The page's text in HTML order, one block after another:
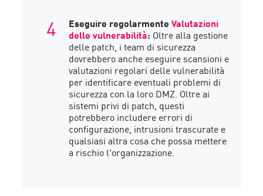
Eseguire regolarmenteValutazioni
delle vulnerabilità: Oltre alla gestione
delle patch, i team di sicurezza
dovrebbero anche eseguire scansioni e
valutazioni regolari delle vulnerabilità
per identificare eventuali problemi di
sicurezza con la loro DMZ. Oltre ai
sistemi privi di patch, questi
potrebbero includere errori di
configurazione, intrusioni trascurate e
qualsiasi altra cosa che possa mettere
a rischio l'organizzazione.